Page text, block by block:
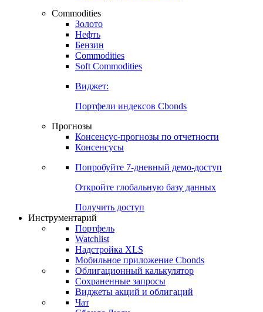
Виджет:
Карта процентных ставок
Commodities
Золото
Бензин
Soft Commodities
Виджет:
Портфели индексов Cbonds
Прогнозы
Консенсусы
Попробуйте7-дневный
Откройте глобальную базу данных
Получить доступ
Инструментарий
Портфель
Watchlist
Надстройка XLS
Мобильное приложение Cbonds